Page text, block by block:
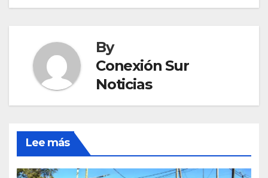
By
Conexión Sur
Noticias
Lee más